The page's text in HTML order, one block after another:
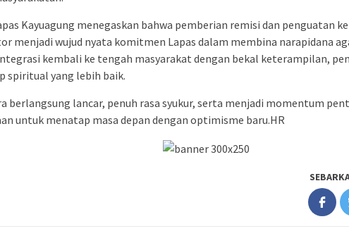
Kayuagung menegaskan bahwa pemberian remisi dan penguatan
menjadi wujud nyata komitmen Lapas dalam membina narapidana
kembali ke tengah masyarakat dengan bekal keterampilan,
spiritual yang lebih baik.
berlangsung lancar, penuh rasa syukur, serta menjadi momentum
untuk menatap masa depan dengan optimisme baru.HR